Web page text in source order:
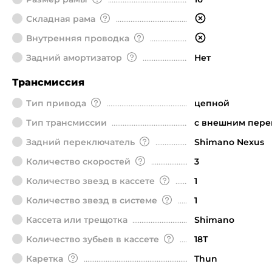
Складная рама
Внутренняя проводка
Задний амортизатор
Нет
Трансмиссия
Тип привода
цепной
Тип трансмиссии
с внешним
Задний переключатель
Shimano Nexus
Количество скоростей
3
Количество звезд в кассете
1
Количество звезд в системе
1
Кассета или трещотка
Shimano
Количество зубьев в кассете
18Т
Каретка
Thun